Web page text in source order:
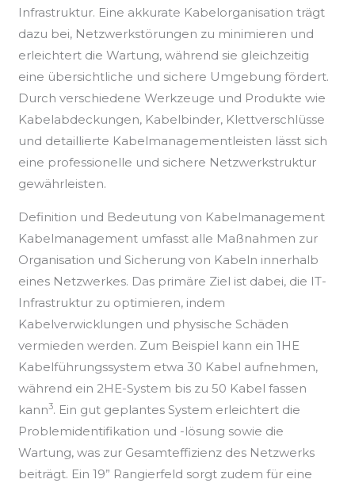
Infrastruktur. Eine akkurate Kabelorganisation trägt
dazu bei, Netzwerkstörungen zu minimieren und
erleichtert die Wartung, während sie gleichzeitig
eine übersichtliche und sichere Umgebung fördert.
Durch verschiedene Werkzeuge und Produkte wie
Kabelabdeckungen, Kabelbinder, Klettverschlüsse
und detaillierte Kabelmanagementleisten lässt sich
eine professionelle und sichere Netzwerkstruktur
gewährleisten.
Definition und Bedeutung von Kabelmanagement
Kabelmanagement umfasst alle Maßnahmen zur
Organisation und Sicherung von Kabeln innerhalb
eines Netzwerkes. Das primäre Ziel ist dabei, die IT-
Infrastruktur zu optimieren, indem
Kabelverwicklungen und physische Schäden
vermieden werden. Zum Beispiel kann ein 1HE
Kabelführungssystem etwa 30 Kabel aufnehmen,
während ein 2HE-System bis zu 50 Kabel fassen
kann3. Ein gut geplantes System erleichtert die
Problemidentifikation und -lösung sowie die
Wartung, was zur Gesamteffizienz des Netzwerks
beiträgt. Ein 19” Rangierfeld sorgt zudem für eine